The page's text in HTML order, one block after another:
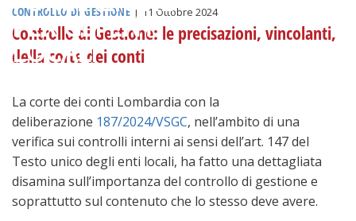
CONTROLLO DI GESTIONE | 11 Ottobre 2024
Controllo di Gestione: le precisazioni, vincolanti,
della corte dei conti
La corte dei conti Lombardia con la
deliberazione 187/2024/VSGC, nell’ambito di una
verifica sui controlli interni ai sensi dell’art. 147 del
Testo unico degli enti locali, ha fatto una dettagliata
disamina sull’importanza del controllo di gestione e
soprattutto sul contenuto che lo stesso deve avere.